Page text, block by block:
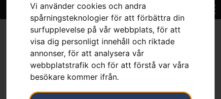
Vi använder cookies och andra
spårningsteknologier för att förbättra din
surfupplevelse på vår webbplats, för att
visa dig personligt innehåll och riktade
annonser, för att analysera vår
webbplatstrafik och för att förstå var våra
besökare kommer ifrån.
»Sortiment »Trädgård» Grästrimmer»Tillbehör Grästrimmer
Trimmerlina Core Cut Ø2,7mm, 240m